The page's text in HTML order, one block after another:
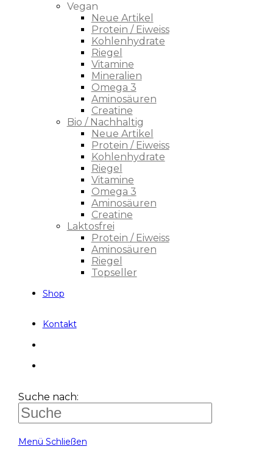
Vegan
Neue Artikel
Protein / Eiweiss
Kohlenhydrate
Riegel
Vitamine
Mineralien
Omega 3
Aminosäuren
Creatine
Bio / Nachhaltig
Neue Artikel
Protein / Eiweiss
Kohlenhydrate
Riegel
Vitamine
Omega 3
Aminosäuren
Creatine
Laktosfrei
Protein / Eiweiss
Aminosäuren
Riegel
Topseller
Shop
Kontakt
Suche nach:
Menü Schließen